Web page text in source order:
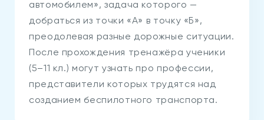
автомобилем», задача которого —
добраться из точки «А» в точку «Б»,
преодолевая разные дорожные ситуации.
После прохождения тренажёра ученики
(5–11 кл.) могут узнать про профессии,
представители которых трудятся над
созданием беспилотного транспорта.